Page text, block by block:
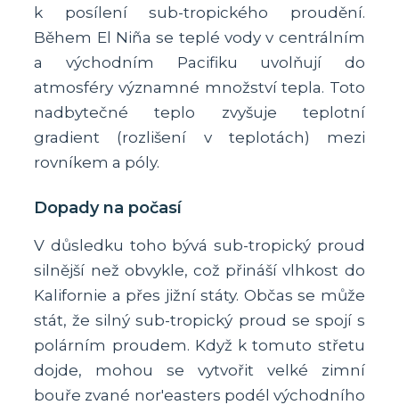
k posílení sub-tropického proudění.
Během El Niña se teplé vody v centrálním
a východním Pacifiku uvolňují do
atmosféry významné množství tepla. Toto
nadbytečné teplo zvyšuje teplotní
gradient (rozlišení v teplotách) mezi
rovníkem a póly.
Dopady na počasí
V důsledku toho bývá sub-tropický proud
silnější než obvykle, což přináší vlhkost do
Kalifornie a přes jižní státy. Občas se může
stát, že silný sub-tropický proud se spojí s
polárním proudem. Když k tomuto střetu
dojde, mohou se vytvořit velké zimní
bouře zvané nor'easters podél východního